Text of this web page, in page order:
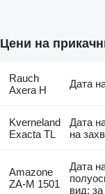
Цени на
Rauch
Axera H
Дата
Kverneland
Exacta TL
Дата
на
Amazone
ZA-M 1501
Дата
вид: за